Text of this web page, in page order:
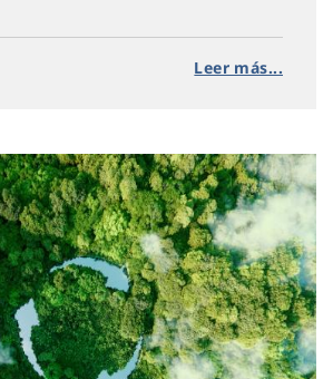
Leer más...